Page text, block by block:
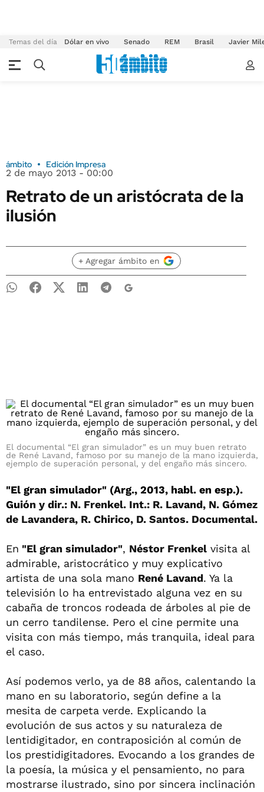
Temas del día Dólar en vivo Senado REM Brasil Javier
ámbito Edición Impresa
2 de mayo 2013 - 00:00
Retrato de un aristócrata de la
ilusión
+ Agregar ámbito en
El documental “El gran simulador” es un muy buen retrato
de René Lavand, famoso por su manejo de la mano izquierda,
ejemplo de superación personal, y del engaño más sincero.
"El gran simulador" (Arg., 2013, habl. en esp.).
Guión y dir.: N. Frenkel. Int.: R. Lavand, N. Gómez
de Lavandera, R. Chirico, D. Santos. Documental.
En "El gran simulador", Néstor Frenkel visita al
admirable, aristocrático y muy explicativo
artista de una sola mano René Lavand. Ya la
televisión lo ha entrevistado alguna vez en su
cabaña de troncos rodeada de árboles al pie de
un cerro tandilense. Pero el cine permite una
visita con más tiempo, más tranquila, ideal para
el caso.
Así podemos verlo, ya de 88 años, calentando la
mano en su laboratorio, según define a la
mesita de carpeta verde. Explicando la
evolución de sus actos y su naturaleza de
lentidigitador, en contraposición al común de
los prestidigitadores. Evocando a los grandes de
la poesía, la música y el pensamiento, no para
mostrarse ilustrado, sino por sincera inclinación